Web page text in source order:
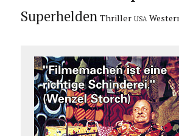
Superhelden Thriller USA